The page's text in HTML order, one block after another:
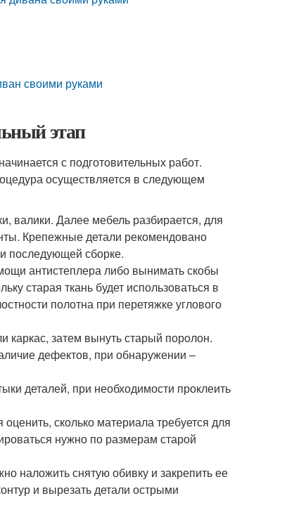
своими руками
этап
с подготовительных работ.
осуществляется в следующем
валики. Далее мебель разбирается, для
Крепежные детали рекомендовано
последующей сборке.
антистеплера либо вынимать скобы
старая ткань будет использоваться в
полотна при перетяжке углового
затем вынуть старый поролон.
дефектов, при обнаружении –
деталей, при необходимости проклеить
сколько материала требуется для
нужно по размерам старой
наложить снятую обивку и закрепить ее
и вырезать детали острыми